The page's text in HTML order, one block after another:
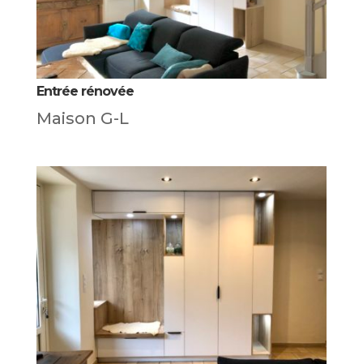
Entrée rénovée
Maison G-L